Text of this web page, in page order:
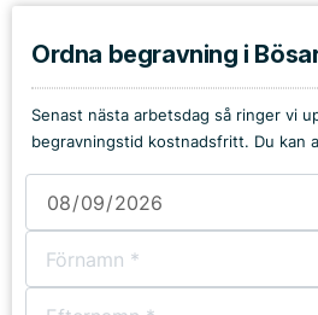
Ordna begravning i
Senast nästa arbetsdag så ringer vi
begravningstid kostnadsfritt. Du kan